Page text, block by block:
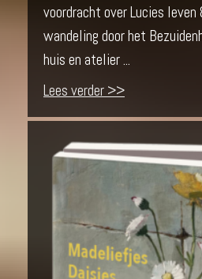
voordracht over Lucies leven
wandeling door het
huis en atelier ...
Lees verder >>